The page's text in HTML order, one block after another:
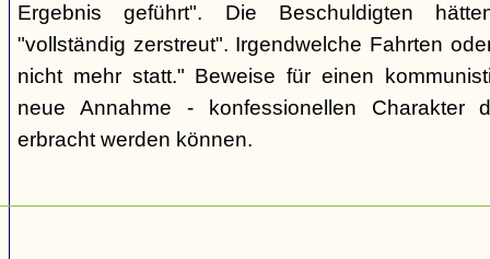
Ergebnis geführt". Die Beschuldigten
"vollständig zerstreut". Irgendwelche Fahrten
nicht mehr statt." Beweise für einen
neue Annahme - konfessionellen Charakter
erbracht werden können.